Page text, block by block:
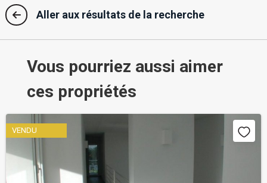
Aller aux résultats de la recherche
Vous pourriez aussi aimer
ces propriétés
VENDU